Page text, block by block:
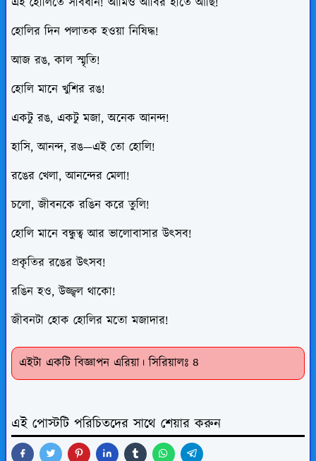
হোলির দিন পলাতক হওয়া নিষিদ্ধ!
আজ রঙ, কাল স্মৃতি!
হোলি মানে খুশির রঙ!
একটু রঙ, একটু মজা, অনেক আনন্দ!
হাসি, আনন্দ, রঙ—এই তো হোলি!
রঙের খেলা, আনন্দের মেলা!
চলো, জীবনকে রঙিন করে তুলি!
হোলি মানে বন্ধুত্ব আর ভালোবাসার উৎসব!
প্রকৃতির রঙের উৎসব!
রঙিন হও, উজ্জ্বল থাকো!
জীবনটা হোক হোলির মতো মজাদার!
এইটা একটি বিজ্ঞাপন এরিয়া। সিরিয়ালঃ ৪
এই পোস্টটি পরিচিতদের সাথে শেয়ার করুন